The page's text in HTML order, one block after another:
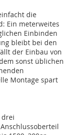
die
Ein meterweites
Einbinden
bleibt bei den
der Einbau von
sonst üblichen
Montage spart
drei